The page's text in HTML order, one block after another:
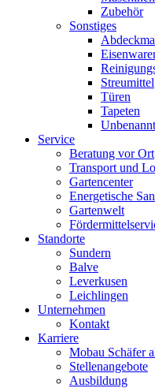
Zubehör
Sonstiges
Streumittel
Türen
Tapeten
Unbenannt
Service
Beratung vor Ort
Transport und
Gartencenter
Energetische
Gartenwelt
Standorte
Sundern
Balve
Leverkusen
Leichlingen
Unternehmen
Kontakt
Karriere
Mobau Schäfer
Stellenangebote
Ausbildung